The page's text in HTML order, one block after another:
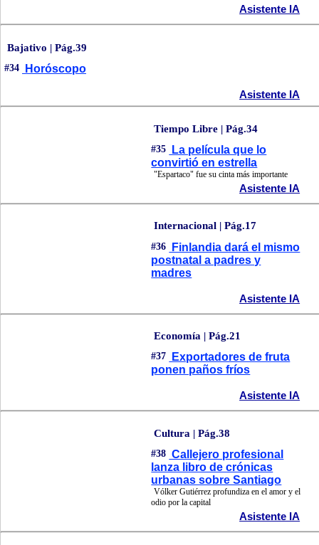
Asistente IA
Bajativo | Pág.39
#34 Horóscopo
Asistente IA
Tiempo Libre | Pág.34
#35
La película que lo
convirtió en estrella
"Espartaco" fue su cinta más importante
Asistente IA
Internacional | Pág.17
#36
Finlandia dará el mismo
postnatal a padres y
madres
Asistente IA
Economía | Pág.21
#37
Exportadores de fruta
ponen paños fríos
Asistente IA
Cultura | Pág.38
#38 Callejero profesional
lanza libro de crónicas
urbanas sobre Santiago
Vólker Gutiérrez profundiza en el amor y el
odio por la capital
Asistente IA